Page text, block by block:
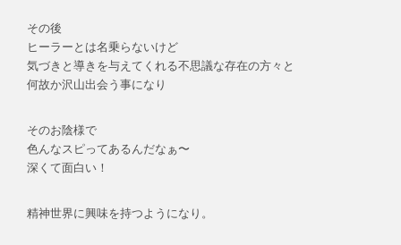
その後
ヒーラーとは名乗らないけど
気づきと導きを与えてくれる不思議な存在の方々と
何故か沢山出会う事になり
そのお陰様で
色んなスピってあるんだなぁ〜
深くて面白い！
精神世界に興味を持つようになり。